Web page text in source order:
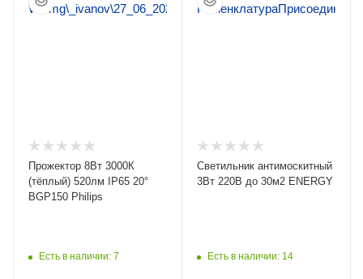
Прожектор 8Вт 3000К
(тёплый) 520лм IP65 20°
BGP150 Philips
Есть в наличии: 7
Светильник антимоскитный
3Вт 220В до 30м2 ENERGY
Есть в наличии: 14